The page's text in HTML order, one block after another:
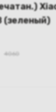
(зеленый)
4060